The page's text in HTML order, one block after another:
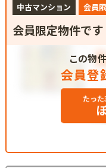
中古マンション 会員
会員限定物件です
この物
会員登
たっ